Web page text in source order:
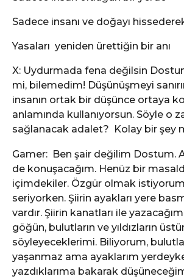
Sadece insanı ve doğayı
Yasaları yeniden ürettiğin bir anı
X: Uydurmada fena değilsin
mi, bilemedim! Düşünüşmeyi
insanın ortak bir düşünce ortaya
anlamında kullanıyorsun. Söyle o
sağlanacak adalet? Kolay bir şey
Gamer: Ben şair değilim Dostum.
de konuşacağım. Henüz bir
içimdekiler. Özgür olmak
seriyorken. Şiirin ayakları yere
vardır. Şiirin kanatları ile
göğün, bulutların ve yıldızların
söyleyeceklerimi. Biliyorum,
yaşanmaz ama ayaklarım
yazdıklarıma bakarak